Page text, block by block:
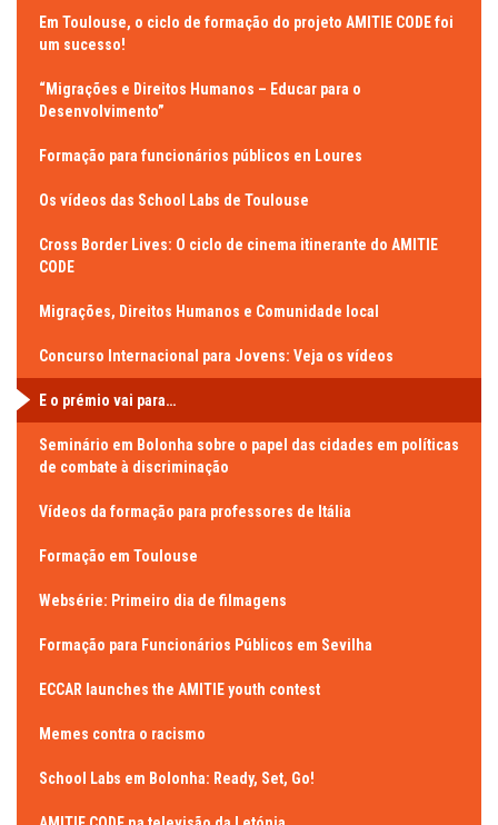
Em Toulouse, o ciclo de formação do projeto AMITIE CODE foi
um sucesso!
“Migrações e Direitos Humanos – Educar para o
Desenvolvimento”
Formação para funcionários públicos en Loures
Os vídeos das School Labs de Toulouse
Cross Border Lives: O ciclo de cinema itinerante do AMITIE
CODE
Migrações, Direitos Humanos e Comunidade local
Concurso Internacional para Jovens: Veja os vídeos
E o prémio vai para…
Seminário em Bolonha sobre o papel das cidades em políticas
de combate à discriminação
Vídeos da formação para professores de Itália
Formação em Toulouse
Websérie: Primeiro dia de filmagens
Formação para Funcionários Públicos em Sevilha
ECCAR launches the AMITIE youth contest
Memes contra o racismo
School Labs em Bolonha: Ready, Set, Go!